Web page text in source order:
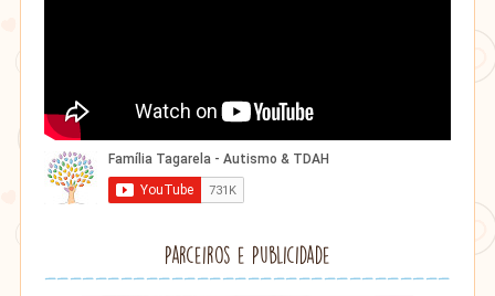
Parceiros e Publicidade